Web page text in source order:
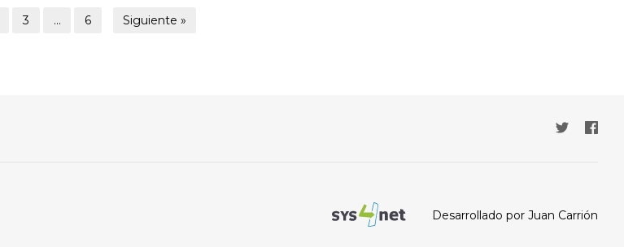
3 … 6 Siguiente »
Desarrollado por Juan Carrión